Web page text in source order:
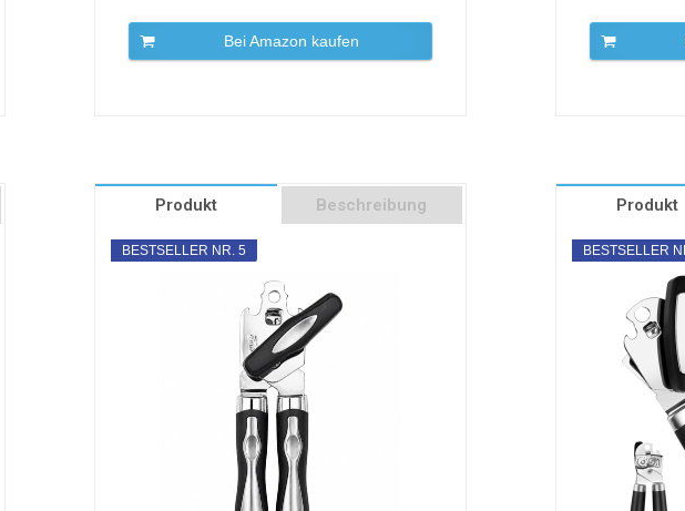
Bei Amazon kaufen
Produkt Beschreibung
BESTSELLER NR. 5
Produkt
BESTSELLER